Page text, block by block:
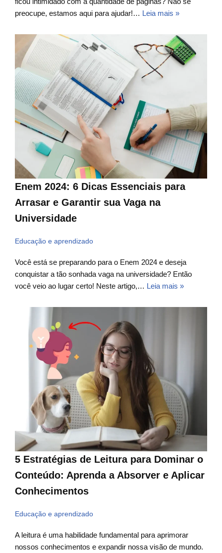
preocupe, estamos aqui para ajudar!… Leia mais »
Enem 2024: 6 Dicas Essenciais para
Arrasar e Garantir sua Vaga na
Universidade
Educação e aprendizado
Você está se preparando para o Enem 2024 e deseja
conquistar a tão sonhada vaga na universidade? Então
você veio ao lugar certo! Neste artigo,… Leia mais »
5 Estratégias de Leitura para Dominar o
Conteúdo: Aprenda a Absorver e Aplicar
Conhecimentos
Educação e aprendizado
A leitura é uma habilidade fundamental para aprimorar
nossos conhecimentos e expandir nossa visão de mundo.